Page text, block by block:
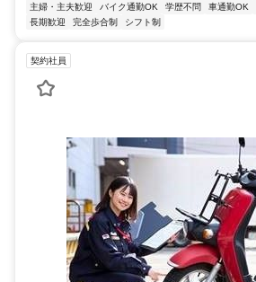
主婦・主夫歓迎 バイク通勤OK 学歴不問 車通勤OK
長期歓迎
完全歩合制 シフト制
契約社員